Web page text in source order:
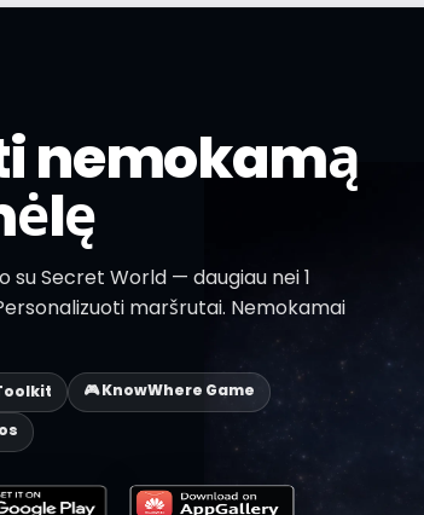
nemokamą
su Secret World — daugiau nei 1
maršrutai. Nemokamai
🎮 KnowWhere Game